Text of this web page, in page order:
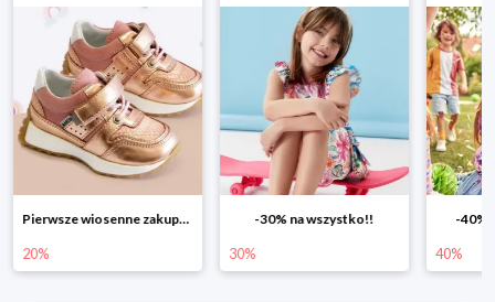
-30% na wszystko!!
30%
-40% na drugą sztukę
40% 25%